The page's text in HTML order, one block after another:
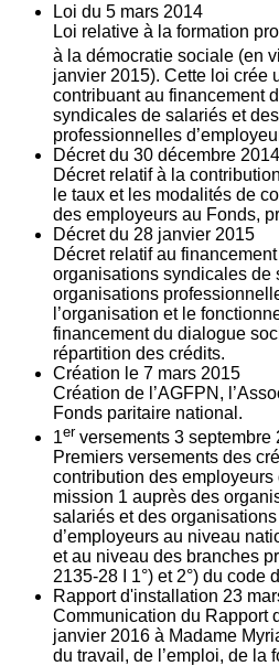
Loi du 5 mars 2014
Loi relative à la formation
à la démocratie sociale (en
janvier 2015). Cette loi crée
contribuant au financement
syndicales de salariés et
professionnelles
Décret du 30 décembre 2014
Décret relatif à la
le taux et les modalités de
des employeurs au Fonds,
Décret du 28 janvier 2015
Décret relatif au
organisations syndicales de
organisations
l’organisation et le
financement du dialogue
répartition des crédits.
Création le 7 mars 2015
Création de l’AGFPN,
Fonds paritaire national.
1er versements 3 septembre
Premiers versements des
contribution des
mission 1 auprès des
salariés et des
d’employeurs au niveau
et au niveau des branches
2135‐28 I 1°) et 2°) du code
Rapport d'installation 23
Communication du Rapport
janvier 2016 à Madame
du travail, de l’emploi, de la